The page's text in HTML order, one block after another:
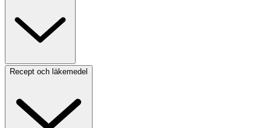
Recept och läkemedel